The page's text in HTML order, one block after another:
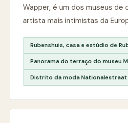
Wapper, é um dos museus de
artista mais intimistas da
Rubenshuis, casa e estúdio de
Panorama do terraço do museu
Distrito da moda Nationalestraat